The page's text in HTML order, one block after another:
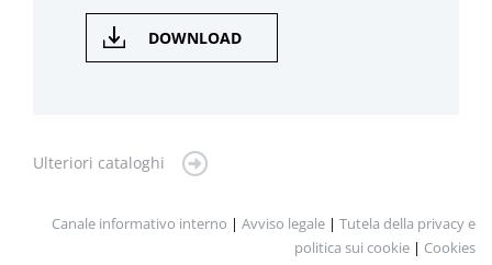
DOWNLOAD
Ulteriori cataloghi
Canale informativo interno | Avviso legale | Tutela della privacy e
politica sui cookie | Cookies